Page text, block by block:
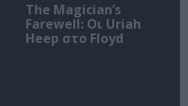
The Magician’s
Farewell: Οι Uriah
Heep στο Floyd